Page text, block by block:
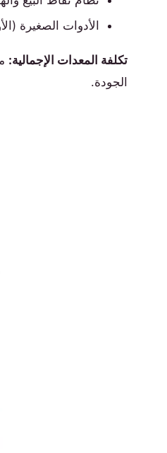
الأدوات الصغيرة
تكلفة المعدات الإجمالية:
الجودة.